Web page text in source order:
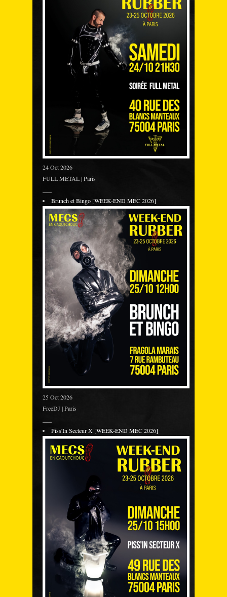
24 Oct 2026
FULL METAL | Paris
Brunch et Bingo [WEEK-END MEC 2026]
25 Oct 2026
FreeDJ | Paris
Piss'In Secteur X [WEEK-END MEC 2026]